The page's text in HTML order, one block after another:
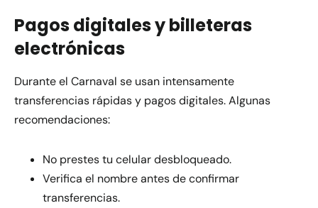
Pagos digitales y billeteras
electrónicas
Durante el Carnaval se usan intensamente
transferencias rápidas y pagos digitales. Algunas
recomendaciones:
No prestes tu celular desbloqueado.
Verifica el nombre antes de confirmar
transferencias.